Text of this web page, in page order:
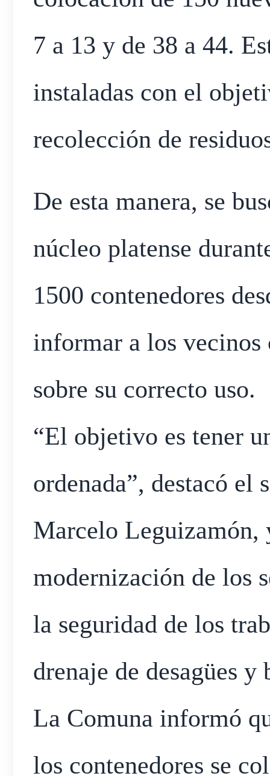
7 a 13 y de 38 a 44.
instaladas con el
recolección de
De esta manera, se
núcleo platense
1500 contenedores
informar a los
sobre su correcto uso.
“El objetivo es tener
ordenada”, destacó el
Marcelo Leguizamón,
modernización de los
la seguridad de los
drenaje de desagües y
La Comuna informó
los contenedores se